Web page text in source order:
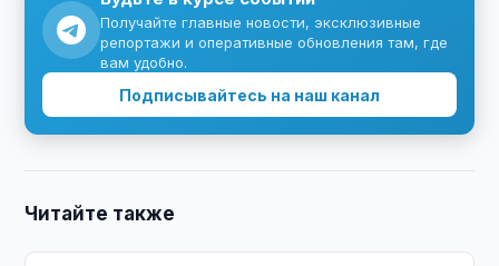
Получайте главные новости, эксклюзивные
репортажи и оперативные обновления там, где
вам удобно.
Подписывайтесь на наш канал
Читайте также